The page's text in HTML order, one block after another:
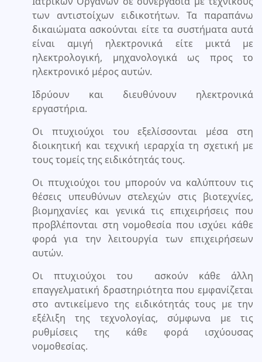
των αντιστοίχων ειδικοτήτων. Τα παραπάνω
δικαιώματα ασκούνται είτε τα συστήματα αυτά
είναι αμιγή ηλεκτρονικά είτε μικτά με
ηλεκτρολογική, μηχανολογικά ως προς το
ηλεκτρονικό μέρος αυτών.
Ιδρύουν και διευθύνουν ηλεκτρονικά
εργαστήρια.
Οι πτυχιούχοι του εξελίσσονται μέσα στη
διοικητική και τεχνική ιεραρχία τη σχετική με
τους τομείς της ειδικότητάς τους.
Οι πτυχιούχοι του μπορούν να καλύπτουν τις
θέσεις υπευθύνων στελεχών στις βιοτεχνίες,
βιομηχανίες και γενικά τις επιχειρήσεις που
προβλέπονται στη νομοθεσία που ισχύει κάθε
φορά για την λειτουργία των επιχειρήσεων
αυτών.
Οι πτυχιούχοι του ασκούν κάθε άλλη
επαγγελματική δραστηριότητα που εμφανίζεται
στο αντικείμενο της ειδικότητάς τους με την
εξέλιξη της τεχνολογίας, σύμφωνα με τις
ρυθμίσεις της κάθε φορά ισχύουσας
νομοθεσίας.